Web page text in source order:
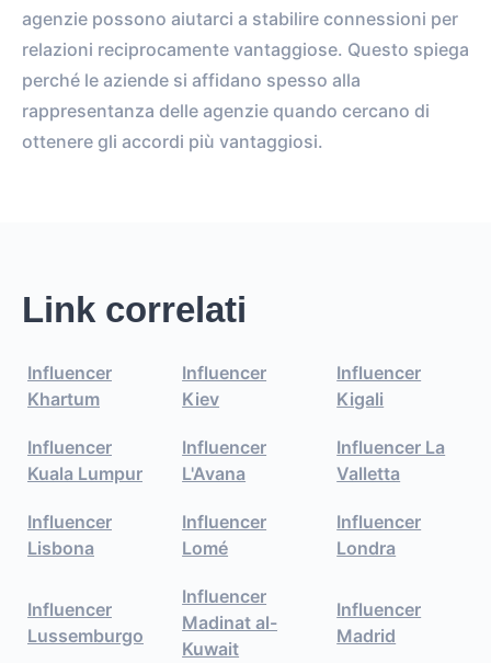
agenzie possono aiutarci a stabilire connessioni per
relazioni reciprocamente vantaggiose. Questo spiega
perché le aziende si affidano spesso alla
rappresentanza delle agenzie quando cercano di
ottenere gli accordi più vantaggiosi.
Link correlati
Influencer
Khartum
Influencer
Kiev
Influencer
Kigali
Influencer
Kuala Lumpur
Influencer
L'Avana
Influencer La
Valletta
Influencer
Lisbona
Influencer
Lomé
Influencer
Londra
Influencer
Lussemburgo
Influencer
Madinat al-
Kuwait
Influencer
Madrid